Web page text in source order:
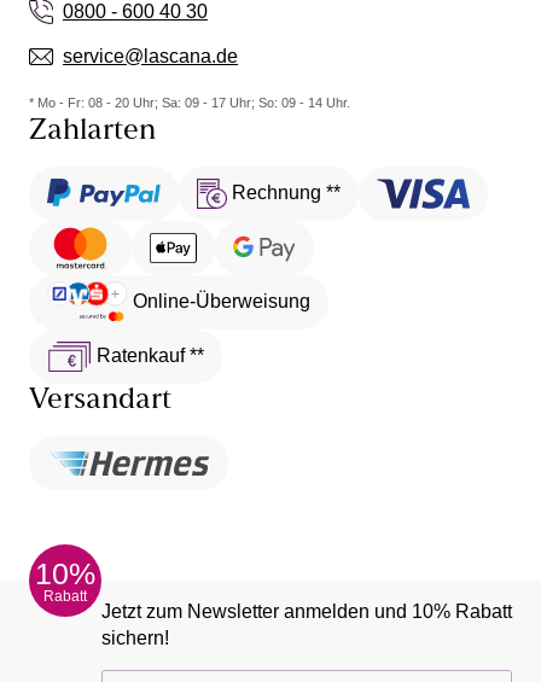
0800 - 600 40 30
service@lascana.de
* Mo - Fr: 08 - 20 Uhr; Sa: 09 - 17 Uhr; So: 09 - 14 Uhr.
Zahlarten
Rechnung **
Online-Überweisung
Ratenkauf **
Versandart
10%
Rabatt
Jetzt zum Newsletter anmelden und 10% Rabatt
sichern!